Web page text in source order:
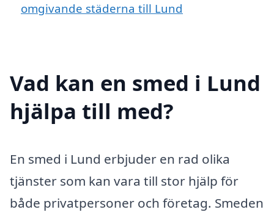
omgivande städerna till Lund
Vad kan en smed i Lund
hjälpa till med?
En smed i Lund erbjuder en rad olika
tjänster som kan vara till stor hjälp för
både privatpersoner och företag. Smeden